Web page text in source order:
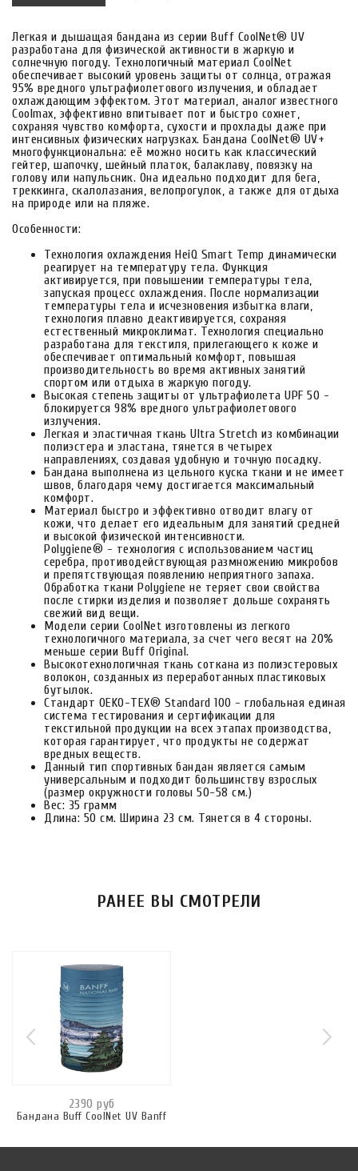
Легкая и дышащая бандана из серии Buff CoolNet® UV
разработана для физической активности в жаркую и
солнечную погоду. Технологичный материал CoolNet
обеспечивает высокий уровень защиты от солнца, отражая
95% вредного ультрафиолетового излучения, и обладает
охлаждающим эффектом. Этот материал, аналог известного
Coolmax, эффективно впитывает пот и быстро сохнет,
сохраняя чувство комфорта, сухости и прохлады даже при
интенсивных физических нагрузках. Бандана CoolNet® UV+
многофункциональна: её можно носить как классический
гейтер, шапочку, шейный платок, балаклаву, повязку на
голову или напульсник. Она идеально подходит для бега,
треккинга, скалолазания, велопрогулок, а также для отдыха
на природе или на пляже.
Особенности:
Технология охлаждения HeiQ Smart Temp динамически
реагирует на температуру тела. Функция
активируется, при повышении температуры тела,
запуская процесс охлаждения. После нормализации
температуры тела и исчезновения избытка влаги,
технология плавно деактивируется, сохраняя
естественный микроклимат. Технология специально
разработана для текстиля, прилегающего к коже и
обеспечивает оптимальный комфорт, повышая
производительность во время активных занятий
спортом или отдыха в жаркую погоду.
Высокая степень защиты от ультрафиолета UPF 50 -
блокируется 98% вредного ультрафиолетового
излучения.
Легкая и эластичная ткань Ultra Stretch из комбинации
полиэстера и эластана, тянется в четырех
направлениях, создавая удобную и точную посадку.
Бандана выполнена из цельного куска ткани и не имеет
швов, благодаря чему достигается максимальный
комфорт.
Материал быстро и эффективно отводит влагу от
кожи, что делает его идеальным для занятий средней
и высокой физической интенсивности.
Polygiene® - технология с использованием частиц
серебра, противодействующая размножению микробов
и препятствующая появлению неприятного запаха.
Обработка ткани Polygiene не теряет свои свойства
после стирки изделия и позволяет дольше сохранять
свежий вид вещи.
Модели серии CoolNet изготовлены из легкого
технологичного материала, за счет чего весят на 20%
меньше серии Buff Original.
Высокотехнологичная ткань соткана из полиэстеровых
волокон, созданных из переработанных пластиковых
бутылок.
Стандарт OEKO-TEX® Standard 100 - глобальная единая
система тестирования и сертификации для
текстильной продукции на всех этапах производства,
которая гарантирует, что продукты не содержат
вредных веществ.
Данный тип спортивных бандан является самым
универсальным и подходит большинству взрослых
(размер окружности головы 50-58 см.)
Вес: 35 грамм
Длина: 50 см. Ширина 23 см. Тянется в 4 стороны.
РАНЕЕ ВЫ СМОТРЕЛИ
2390 руб
Бандана Buff CoolNet UV Banff